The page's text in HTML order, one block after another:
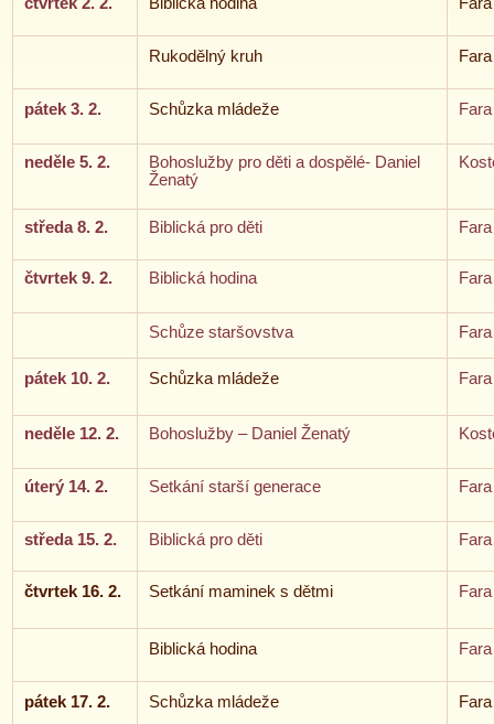
Rukodělný kruh Fara
pátek 3. 2. Schůzka mládeže Fara
neděle 5. 2.
Bohoslužby pro děti a dospělé- Daniel
Ženatý
středa 8. 2. Biblická pro děti Fara
čtvrtek 9. 2. Biblická hodina Fara
Schůze staršovstva Fara
pátek 10. 2. Schůzka mládeže Fara
neděle 12. 2. Bohoslužby – Daniel Ženatý
úterý 14. 2. Setkání starší generace Fara
středa 15. 2. Biblická pro děti Fara
čtvrtek 16. 2. Setkání maminek s dětmi Fara
Biblická hodina Fara
pátek 17. 2. Schůzka mládeže Fara